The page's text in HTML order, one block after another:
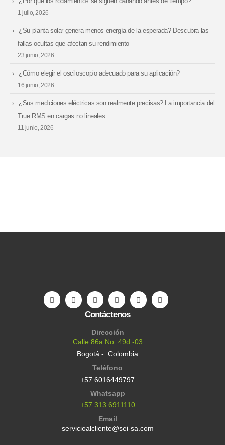
1 julio, 2026
¿Su planta solar genera menos energía de la esperada? Descubra las
fallas ocultas que afectan su rendimiento
23 junio, 2026
¿Cómo elegir el osciloscopio adecuado para su aplicación?
16 junio, 2026
¿Sus mediciones eléctricas son realmente precisas? La importancia del
True RMS en cargas no lineales
11 junio, 2026
Contáctenos
Dirección
Calle 86a No. 49d -03
Bogotá - Colombia
Teléfono
+57 6016449797
Whatsapp
+57 313 6911110
Email
servicioalcliente@sei-sa.com